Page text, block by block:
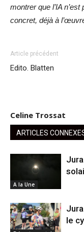
montrer que l’IA
concret, déjà à
Article précédent
Edito. Blatten
Celine Trossat
ARTICLES
A la Une
le